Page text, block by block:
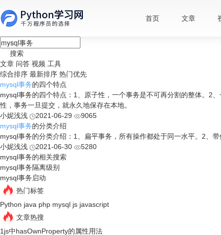
首页 文章
搜索
文章 问答 视频 工具
综合排序 最新排序 热门优先
mysql事务的四个特点
mysql事务的四个特点：1、原子性，一个事务是不可再分割的整体。2
性，事务一旦提交，就永久地保存在本地。
小妮浅浅
2021-06-29
9065
mysql事务的分类介绍
mysql事务的分类介绍：1、扁平事务，所有操作都处于同一水平。2、
小妮浅浅
2021-06-30
5280
mysql事务的相关搜索
mysql事务隔离级别
mysql事务启动
热门标签
Python java php mysql js javascript
文章热搜
1js中hasOwnProperty的属性用法